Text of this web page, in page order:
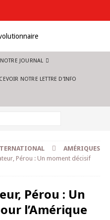
NOTRE JOURNAL
NOTRE LETTRE D’INFO
AMÉRIQUES
Pérou : Un moment décisif
Pérou : Un
l’Amérique